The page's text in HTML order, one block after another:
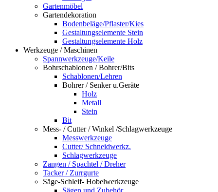
Gartenmöbel
Gartendekoration
Bodenbeläge/Pflaster/Kies
Gestaltungselemente Stein
Gestaltungselemente Holz
Werkzeuge / Maschinen
Spannwerkzeuge/Keile
Bohrschablonen / Bohrer/Bits
Schablonen/Lehren
Bohrer / Senker u.Geräte
Holz
Metall
Stein
Bit
Mess- / Cutter / Winkel /Schlagwerkzeuge
Messwerkzeuge
Cutter/ Schneidwerkz.
Schlagwerkzeuge
Zangen / Spachtel / Dreher
Tacker / Zurrgurte
Säge-Schleif- Hobelwerkzeuge